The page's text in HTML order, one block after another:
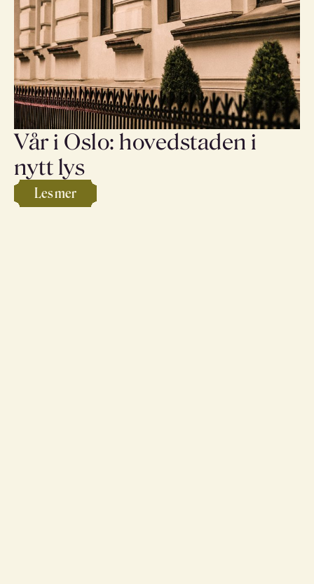
Vår i Oslo: hovedstaden i
nytt lys
Les mer